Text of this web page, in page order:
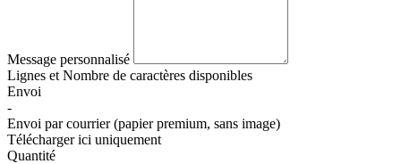
Message personnalisé
Lignes et Nombre de caractères disponibles
Envoi
-
Envoi par courrier (papier premium, sans image)
Télécharger ici uniquement
Quantité